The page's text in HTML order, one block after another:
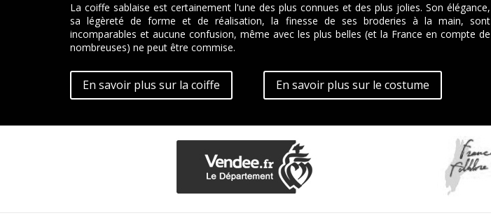
La coiffe sablaise est certainement l'une des plus connues et des plus jolies. Son élégance,
sa légèreté de forme et de réalisation, la finesse de ses broderies à la main, sont
incomparables et aucune confusion, même avec les plus belles (et la France en compte de
nombreuses) ne peut être commise.
En savoir plus sur la coiffe En savoir plus sur le costume